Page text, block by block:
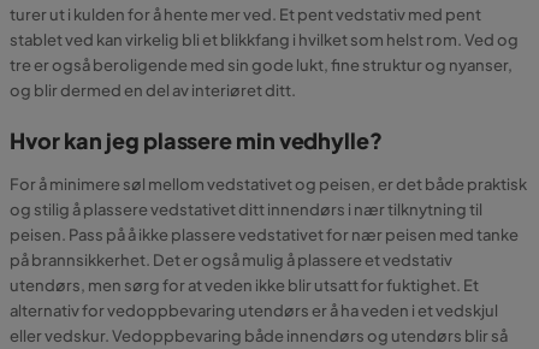
turer ut i kulden for å hente mer ved. Et pent vedstativ med pent
stablet ved kan virkelig bli et blikkfang i hvilket som helst rom. Ved og
tre er også beroligende med sin gode lukt, fine struktur og nyanser,
og blir dermed en del av interiøret ditt.
Hvor kan jeg plassere min vedhylle?
For å minimere søl mellom vedstativet og peisen, er det både praktisk
og stilig å plassere vedstativet ditt innendørs i nær tilknytning til
peisen. Pass på å ikke plassere vedstativet for nær peisen med tanke
på brannsikkerhet. Det er også mulig å plassere et vedstativ
utendørs, men sørg for at veden ikke blir utsatt for fuktighet. Et
alternativ for vedoppbevaring utendørs er å ha veden i et vedskjul
eller vedskur. Vedoppbevaring både innendørs og utendørs blir så